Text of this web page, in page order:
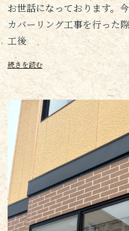
お世話になっております。
カバーリング工事を行った
工後
続きを読む